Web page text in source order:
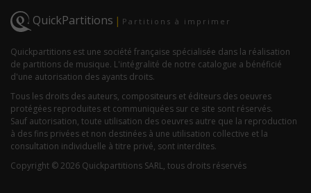
QuickPartitions | Partitions à imprimer
Quickpartitions est une société française spécialisée dans la réalisation
de partitions de musique. L'intégralité de notre catalogue a bénéficié
d'une autorisation des ayants droits.
Tous les droits des auteurs, compositeurs et éditeurs des oeuvres
protégées reproduites et communiquées sur ce site sont réservés.
Sauf autorisation, toute utilisation des oeuvres autre que la reproduction
à des fins privées et non destinées à une utilisation collective et la
consultation individuelle à titre privé, sont interdites.
Copyright © 2026 Quickpartitions SARL, tous droits réservés